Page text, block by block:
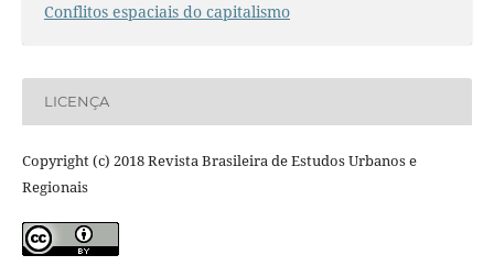
Conflitos espaciais do capitalismo
LICENÇA
Copyright (c) 2018 Revista Brasileira de Estudos Urbanos e
Regionais